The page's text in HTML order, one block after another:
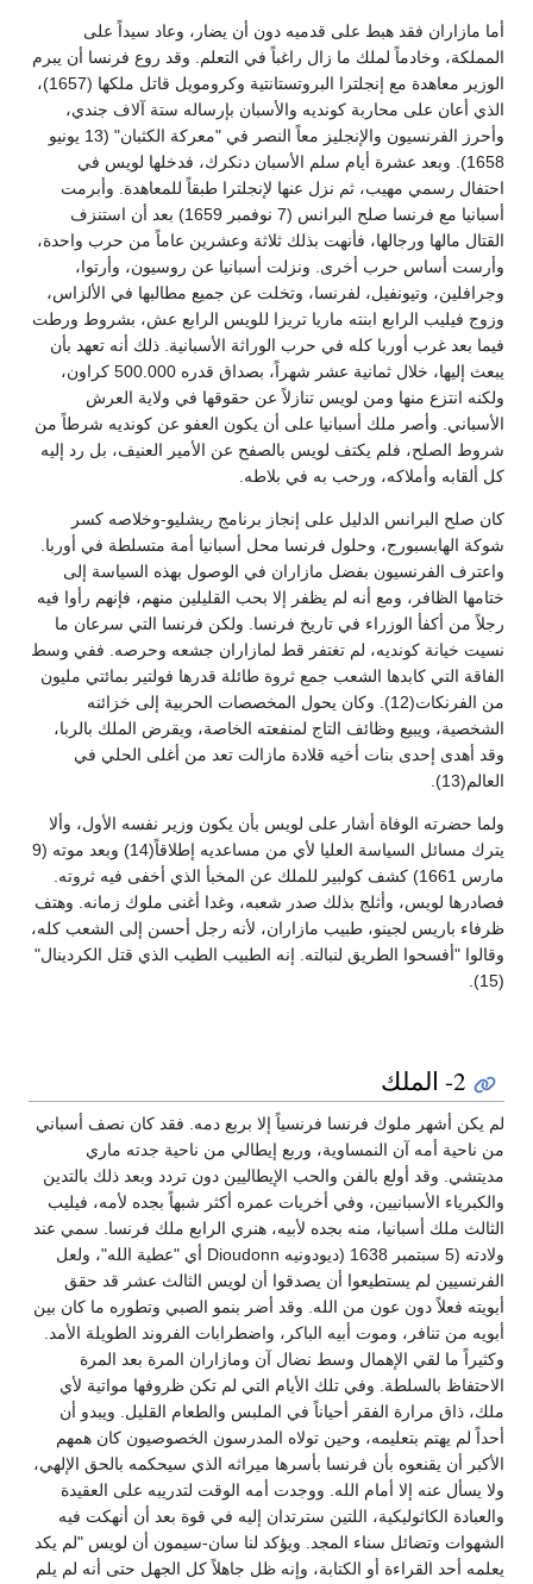
أما مازاران فقد هبط على قدميه دون أن يضار، وعاد سيداً على
المملكة، وخادماً لملك ما زال راغباً في التعلم. وقد روع فرنسا أن يبرم
الوزير معاهدة مع إنجلترا البروتستانتية وكرومويل قاتل ملكها (1657)،
الذي أعان على محاربة كونديه والأسبان بإرساله ستة آلاف جندي،
وأحرز الفرنسيون والإنجليز معاً النصر في "معركة الكثبان" (13 يونيو
1658). وبعد عشرة أيام سلم الأسبان دنكرك، فدخلها لويس في
احتفال رسمي مهيب، ثم نزل عنها لإنجلترا طبقاً للمعاهدة. وأبرمت
أسبانيا مع فرنسا صلح البرانس (7 نوفمبر 1659) بعد أن استنزف
القتال مالها ورجالها، فأنهت بذلك ثلاثة وعشرين عاماً من حرب واحدة،
وأرست أساس حرب أخرى. ونزلت أسبانيا عن روسيون، وأرتوا،
وجرافلين، وتيونفيل، لفرنسا، وتخلت عن جميع مطالبها في الألزاس،
وزوج فيليب الرابع ابنته ماريا تريزا للويس الرابع عش، بشروط ورطت
فيما بعد غرب أوربا كله في حرب الوراثة الأسبانية. ذلك أنه تعهد بأن
يبعث إليها، خلال ثمانية عشر شهراً، بصداق قدره 500.000 كراون،
ولكنه انتزع منها ومن لويس تنازلاً عن حقوقها في ولاية العرش
الأسباني. وأصر ملك أسبانيا على أن يكون العفو عن كونديه شرطاً من
شروط الصلح، فلم يكتف لويس بالصفح عن الأمير العنيف، بل رد إليه
كل ألقابه وأملاكه، ورحب به في بلاطه.
كان صلح البرانس الدليل على إنجاز برنامج ريشليو-وخلاصه كسر
شوكة الهابسبورج، وحلول فرنسا محل أسبانيا أمة متسلطة في أوربا.
واعترف الفرنسيون بفضل مازاران في الوصول بهذه السياسة إلى
ختامها الظافر، ومع أنه لم يظفر إلا بحب القليلين منهم، فإنهم رأوا فيه
رجلاً من أكفأ الوزراء في تاريخ فرنسا. ولكن فرنسا التي سرعان ما
نسيت خيانة كونديه، لم تغتفر قط لمازاران جشعه وحرصه. ففي وسط
الفاقة التي كابدها الشعب جمع ثروة طائلة قدرها فولتير بمائتي مليون
من الفرنكات(12). وكان يحول المخصصات الحربية إلى خزائنه
الشخصية، ويبيع وظائف التاج لمنفعته الخاصة، ويقرض الملك بالربا،
وقد أهدى إحدى بنات أخيه قلادة مازالت تعد من أغلى الحلي في
العالم(13).
ولما حضرته الوفاة أشار على لويس بأن يكون وزير نفسه الأول، وألا
يترك مسائل السياسة العليا لأي من مساعديه إطلاقاً(14) وبعد موته (9
مارس 1661) كشف كولبير للملك عن المخبأ الذي أخفى فيه ثروته.
فصادرها لويس، وأثلج بذلك صدر شعبه، وغدا أغنى ملوك زمانه. وهتف
ظرفاء باريس لجينو، طبيب مازاران، لأنه رجل أحسن إلى الشعب كله،
وقالوا "أفسحوا الطريق لنبالته. إنه الطبيب الطيب الذي قتل الكردينال"
(15).
2- الملك
لم يكن أشهر ملوك فرنسا فرنسياً إلا بربع دمه. فقد كان نصف أسباني
من ناحية أمه آن النمساوية، وربع إيطالي من ناحية جدته ماري
مديتشي. وقد أولع بالفن والحب الإيطاليين دون تردد وبعد ذلك بالتدين
والكبرياء الأسبانيين، وفي أخريات عمره أكثر شبهاً بجده لأمه، فيليب
الثالث ملك أسبانيا، منه بجده لأبيه، هنري الرابع ملك فرنسا. سمي عند
ولادته (5 سبتمبر 1638 (ديودونيه Dioudonn أي "عطية الله"، ولعل
الفرنسيين لم يستطيعوا أن يصدقوا أن لويس الثالث عشر قد حقق
أبويته فعلاً دون عون من الله. وقد أضر بنمو الصبي وتطوره ما كان بين
أبويه من تنافر، وموت أبيه الباكر، واضطرابات الفروند الطويلة الأمد.
وكثيراً ما لقي الإهمال وسط نضال آن ومازاران المرة بعد المرة
الاحتفاظ بالسلطة. وفي تلك الأيام التي لم تكن ظروفها مواتية لأي
ملك، ذاق مرارة الفقر أحياناً في الملبس والطعام القليل. ويبدو أن
أحداً لم يهتم بتعليمه، وحين تولاه المدرسون الخصوصيون كان همهم
الأكبر أن يقنعوه بأن فرنسا بأسرها ميراثه الذي سيحكمه بالحق الإلهي،
ولا يسأل عنه إلا أمام الله. ووجدت أمه الوقت لتدريبه على العقيدة
والعبادة الكاثوليكية، اللتين سترتدان إليه في قوة بعد أن أنهكت فيه
الشهوات وتضائل سناء المجد. ويؤكد لنا سان-سيمون أن لويس "لم يكد
يعلمه أحد القراءة أو الكتابة، وإنه ظل جاهلاً كل الجهل حتى أنه لم يلم